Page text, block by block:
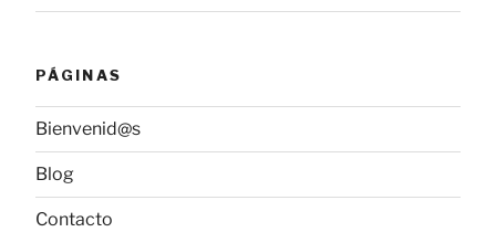
PÁGINAS
Bienvenid@s
Blog
Contacto